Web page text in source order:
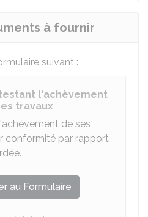
à fournir
suivant :
l'achèvement
travaux
de ses
conformité par rapport
au Formulaire